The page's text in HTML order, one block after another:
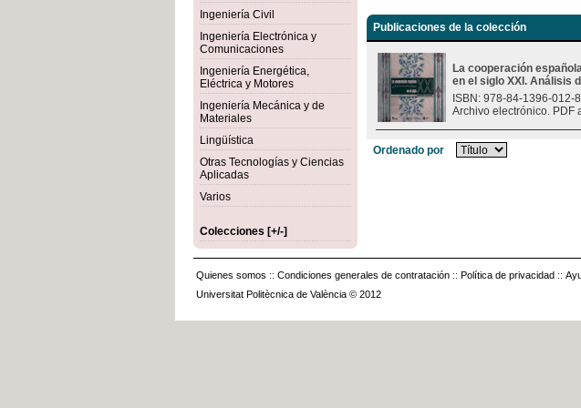
Ingeniería Civil
Ingeniería Electrónica y
Comunicaciones
Ingeniería Energética,
Eléctrica y Motores
Ingeniería Mecánica y de
Materiales
Lingüística
Otras Tecnologías y Ciencias
Aplicadas
Varios
Colecciones [+/-]
Publicaciones de la colección
La cooperación
en el siglo XXI. Análisis
ISBN: 978-84-1396-012-8
Archivo electrónico. PDF
Ordenado por
Quienes somos :: Condiciones generales de contratación :: Política de privacidad ::
Universitat Politècnica de València © 2012